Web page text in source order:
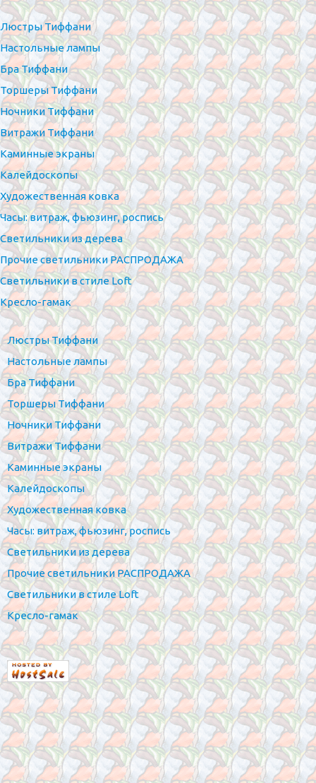
Люстры Тиффани
Настольные лампы
Бра Тиффани
Торшеры Тиффани
Ночники Тиффани
Витражи Тиффани
Каминные экраны
Калейдоскопы
Художественная ковка
Часы: витраж, фьюзинг, роспись
Светильники из дерева
Прочие светильники РАСПРОДАЖА
Светильники в стиле Loft
Кресло-гамак
Люстры Тиффани
Настольные лампы
Бра Тиффани
Торшеры Тиффани
Ночники Тиффани
Витражи Тиффани
Каминные экраны
Калейдоскопы
Художественная ковка
Часы: витраж, фьюзинг, роспись
Светильники из дерева
Прочие светильники РАСПРОДАЖА
Светильники в стиле Loft
Кресло-гамак